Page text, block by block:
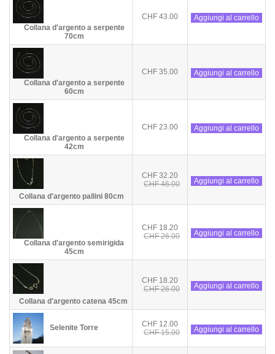
Collana d'argento a serpente
70cm
CHF 43.00 Aggiungi al carrello
Collana d'argento a serpente
60cm
CHF 35.00 Aggiungi al carrello
Collana d'argento a serpente
42cm
CHF 23.00 Aggiungi al carrello
Collana d'argento pallini 80cm
CHF 32.20
CHF 46.00
Aggiungi al carrello
Collana d'argento semirigida
45cm
CHF 18.20
CHF 26.00
Aggiungi al carrello
Collana d'argento catena 45cm
CHF 18.20
CHF 26.00
Aggiungi al carrello
Selenite Torre
CHF 12.00
CHF 15.00
Aggiungi al carrello